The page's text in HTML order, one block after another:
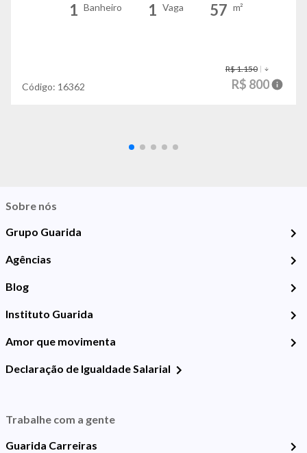
1 Banheiro 1 Vaga 57 m²
Código: 16362
R$ 1.150
R$ 800
Sobre nós
Grupo Guarida
Agências
Blog
Instituto Guarida
Amor que movimenta
Declaração de Igualdade Salarial
Trabalhe com a gente
Guarida Carreiras